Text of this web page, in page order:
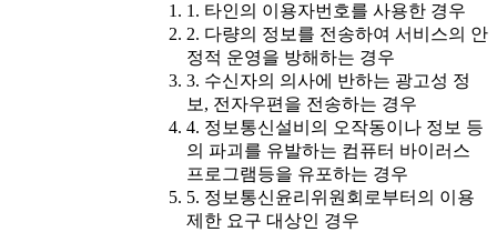
1. 타인의 이용자번호를 사용한 경우
2. 다량의 정보를 전송하여 서비스의 안
정적 운영을 방해하는 경우
3. 수신자의 의사에 반하는 광고성 정
보, 전자우편을 전송하는 경우
4. 정보통신설비의 오작동이나 정보 등
의 파괴를 유발하는 컴퓨터 바이러스
프로그램등을 유포하는 경우
5. 정보통신윤리위원회로부터의 이용
제한 요구 대상인 경우